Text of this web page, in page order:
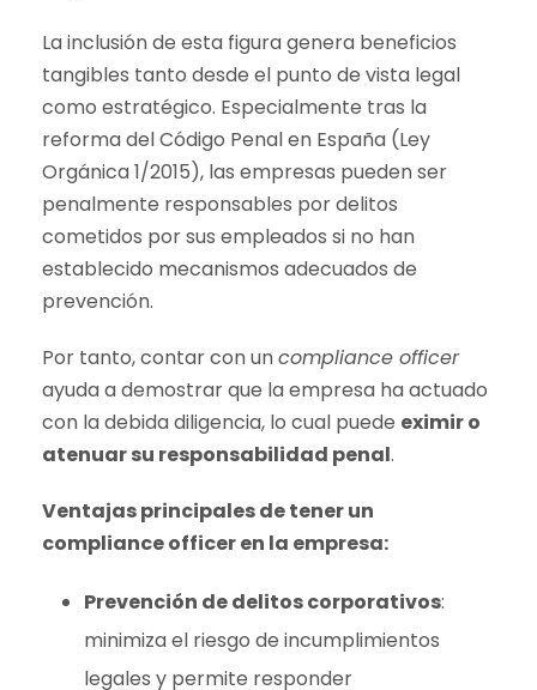
La inclusión de esta figura genera beneficios
tangibles tanto desde el punto de vista legal
como estratégico. Especialmente tras la
reforma del Código Penal en España (Ley
Orgánica 1/2015), las empresas pueden ser
penalmente responsables por delitos
cometidos por sus empleados si no han
establecido mecanismos adecuados de
prevención.
Por tanto, contar con uncompliance officer
ayuda a demostrar que la empresa ha actuado
con la debida diligencia, lo cual puede eximir o
atenuar su responsabilidad penal.
Ventajas principales de tener un
compliance officer en la empresa:
Prevención de delitos corporativos:
minimiza el riesgo de incumplimientos
legales y permite responder